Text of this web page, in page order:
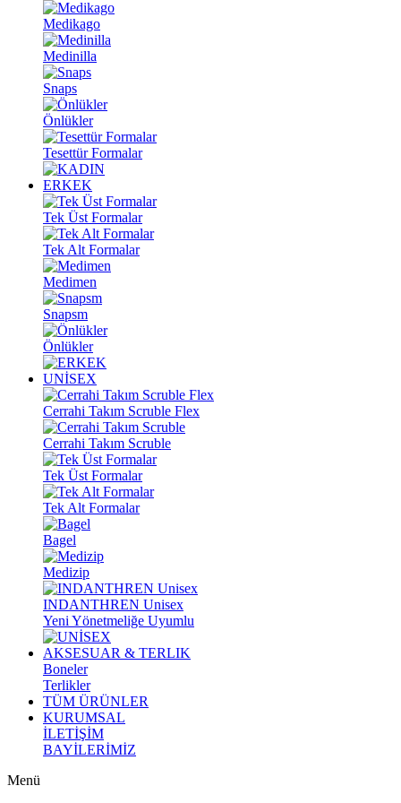
Medikago
Medinilla
Snaps
Önlükler
Tesettür Formalar
ERKEK
Tek Üst Formalar
Tek Alt Formalar
Medimen
Snapsm
Önlükler
UNİSEX
Cerrahi Takım Scruble Flex
Cerrahi Takım Scruble
Tek Üst Formalar
Tek Alt Formalar
Bagel
Medizip
INDANTHREN Unisex
Yeni Yönetmeliğe Uyumlu
AKSESUAR & TERLIK
Boneler
Terlikler
TÜM ÜRÜNLER
KURUMSAL
İLETİŞİM
BAYİLERİMİZ
Menü